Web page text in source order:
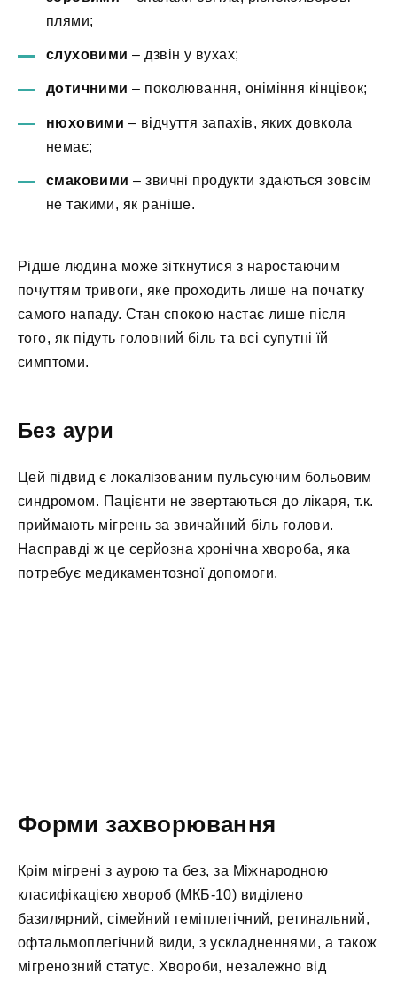
плями;
слуховими – дзвін у вухах;
дотичними – поколювання, оніміння кінцівок;
нюховими – відчуття запахів, яких довкола
немає;
смаковими – звичні продукти здаються зовсім
не такими, як раніше.
Рідше людина може зіткнутися з наростаючим
почуттям тривоги, яке проходить лише на початку
самого нападу. Стан спокою настає лише після
того, як підуть головний біль та всі супутні їй
симптоми.
Без аури
Цей підвид є локалізованим пульсуючим больовим
синдромом. Пацієнти не звертаються до лікаря, т.к.
приймають мігрень за звичайний біль голови.
Насправді ж це серйозна хронічна хвороба, яка
потребує медикаментозної допомоги.
Форми захворювання
Крім мігрені з аурою та без, за Міжнародною
класифікацією хвороб (МКБ-10) виділено
базилярний, сімейний геміплегічний, ретинальний,
офтальмоплегічний види, з ускладненнями, а також
мігренозний статус. Хвороби, незалежно від